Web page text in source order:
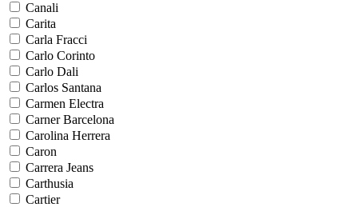
Canali
Carita
Carla Fracci
Carlo Corinto
Carlo Dali
Carlos Santana
Carmen Electra
Carner Barcelona
Carolina Herrera
Caron
Carrera Jeans
Carthusia
Cartier